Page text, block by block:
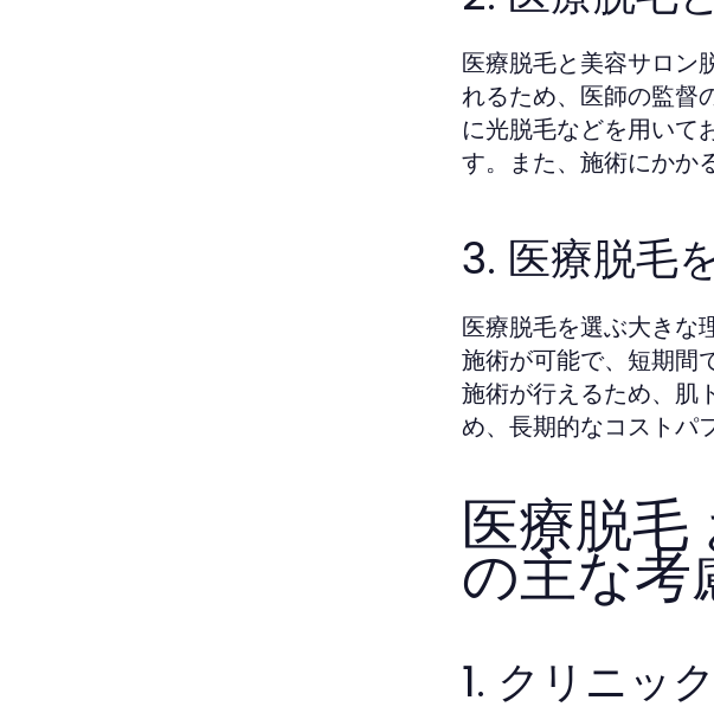
医療脱毛と美容サロン
れるため、医師の監督
に光脱毛などを用いて
す。また、施術にかか
3. 医療脱毛
医療脱毛を選ぶ大きな
施術が可能で、短期間
施術が行えるため、肌
め、長期的なコストパ
医療脱
の主な考
1. クリニッ